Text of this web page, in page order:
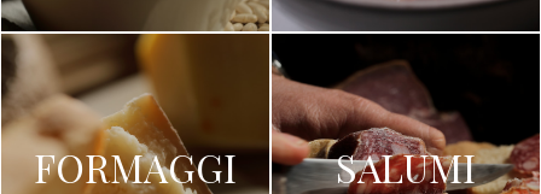
FORMAGGI SALUMI